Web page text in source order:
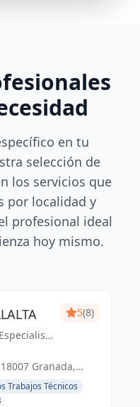
en tu
selección de
los servicios que
por localidad y
profesional ideal
hoy mismo.
5(8)
Granada,
Trabajos Técnicos